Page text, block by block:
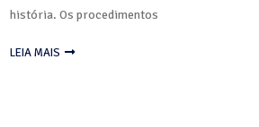
história. Os procedimentos
LEIA MAIS